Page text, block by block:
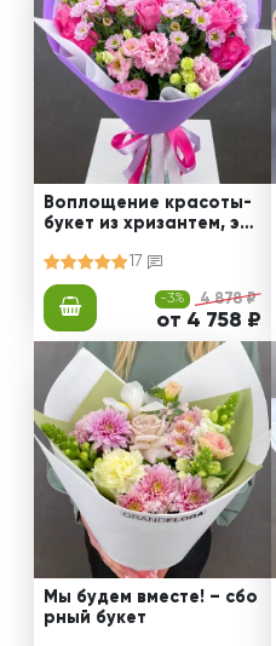
Воплощение красоты-
букет из хризантем, эус
17
-3% 4 878 ₽
от 4 758 ₽
Мы будем вместе! – сбо
рный букет